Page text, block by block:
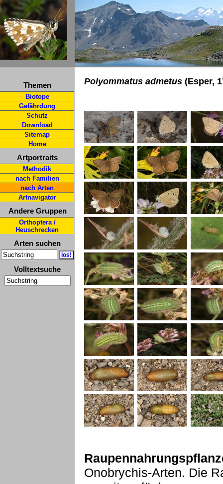
Themen
Biotope
Gefährdung
Schutz
Download
Sitemap
Home
Artportraits
Methodik
nach Familien
nach Arten
Artnavigator
Andere Gruppen
Orthoptera /
Heuschrecken
Arten suchen
Volltextsuche
Polyommatus admetus (Esper,
Onobrychis-Arten. Die